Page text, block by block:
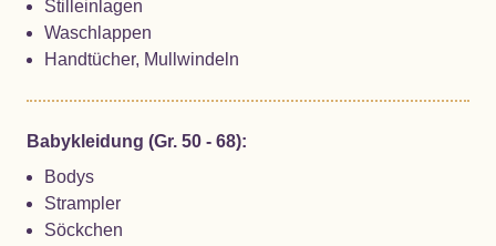
Stilleinlagen
Waschlappen
Handtücher, Mullwindeln
Babykleidung (Gr. 50 - 68):
Bodys
Strampler
Söckchen